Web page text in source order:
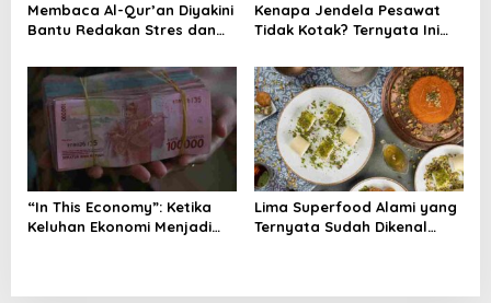
Membaca Al-Qur’an Diyakini
Bantu Redakan Stres dan
Kenapa Jendela Pesawat
Tidak Kotak? Ternyata Ini
“In This Economy”: Ketika
Keluhan Ekonomi Menjadi
Lima Superfood Alami yang
Ternyata Sudah Dikenal